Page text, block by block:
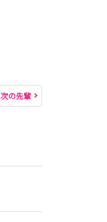
次の先輩